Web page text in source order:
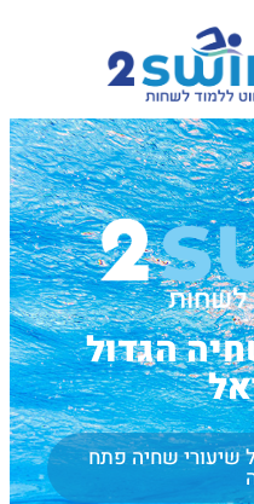
הגדול
שיעורי שחיה פתח